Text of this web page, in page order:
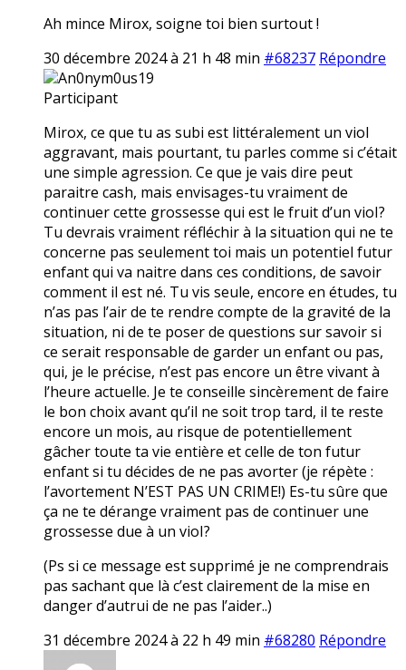
Ah mince Mirox, soigne toi bien surtout !
30 décembre 2024 à 21 h 48 min #68237 Répondre
An0nym0us19
Participant
Mirox, ce que tu as subi est littéralement un vioI
aggravant, mais pourtant, tu parles comme si c’était
une simple agression. Ce que je vais dire peut
paraitre cash, mais envisages-tu vraiment de
continuer cette grossesse qui est le fruit d’un vioI?
Tu devrais vraiment réfléchir à la situation qui ne te
concerne pas seulement toi mais un potentiel futur
enfant qui va naitre dans ces conditions, de savoir
comment il est né. Tu vis seule, encore en études, tu
n’as pas l’air de te rendre compte de la gravité de la
situation, ni de te poser de questions sur savoir si
ce serait responsable de garder un enfant ou pas,
qui, je le précise, n’est pas encore un être vivant à
l’heure actuelle. Je te conseille sincèrement de faire
le bon choix avant qu’il ne soit trop tard, il te reste
encore un mois, au risque de potentiellement
gâcher toute ta vie entière et celle de ton futur
enfant si tu décides de ne pas avorter (je répète :
l’avortement N’EST PAS UN CRIME!) Es-tu sûre que
ça ne te dérange vraiment pas de continuer une
grossesse due à un vioI?
(Ps si ce message est supprimé je ne comprendrais
pas sachant que là c’est clairement de la mise en
danger d’autrui de ne pas l’aider..)
31 décembre 2024 à 22 h 49 min #68280 Répondre